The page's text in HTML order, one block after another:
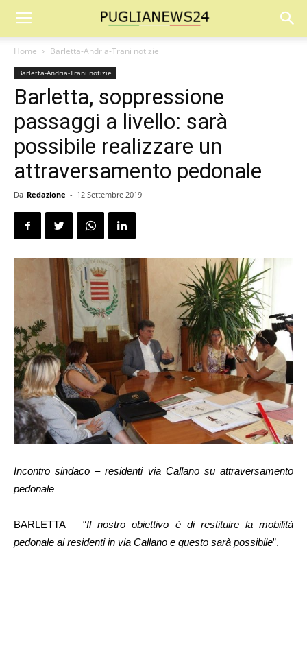
Home Barletta-Andria-Trani notizie
Barletta-Andria-Trani notizie
Barletta, soppressione
passaggi a livello: sarà
possibile realizzare un
attraversamento pedonale
Da Redazione - 12 Settembre 2019
Incontro sindaco – residenti via Callano su attraversamento
pedonale
BARLETTA – “Il nostro obiettivo è di restituire la mobilità
pedonale ai residenti in via Callano e questo sarà possibile”.